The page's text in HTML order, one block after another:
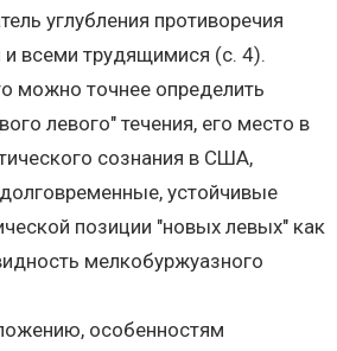
углубления противоречия
всеми трудящимися (с. 4).
можно точнее определить
левого" течения, его место в
сознания в США,
устойчивые
позиции "новых левых" как
мелкобуржуазного
особенностям